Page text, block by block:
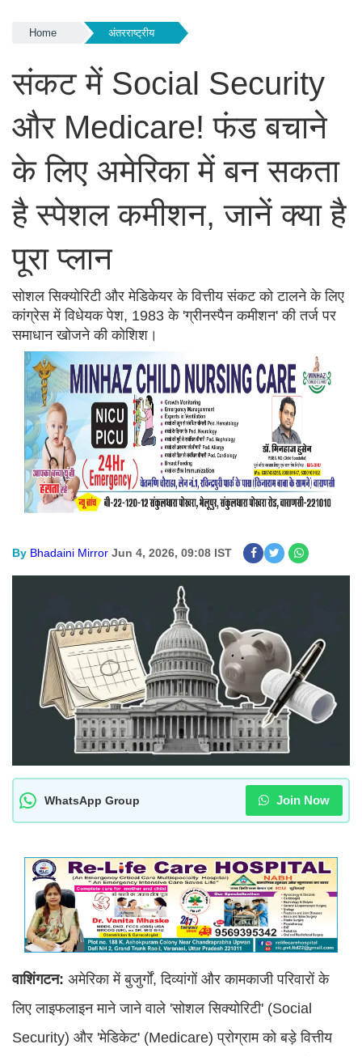
Home अंतरराष्ट्रीय
संकट में Social Security
और Medicare! फंड बचाने
के लिए अमेरिका में बन सकता
है स्पेशल कमीशन, जानें क्या है
पूरा प्लान
सोशल सिक्योरिटी और मेडिकेयर के वित्तीय संकट को टालने के लिए
कांग्रेस में विधेयक पेश, 1983 के 'ग्रीनस्पैन कमीशन' की तर्ज पर
समाधान खोजने की कोशिश।
By Bhadaini Mirror Jun 4, 2026, 09:08 IST
WhatsApp Group Join Now
वाशिंगटन: अमेरिका में बुजुर्गों, दिव्यांगों और कामकाजी परिवारों के
लिए लाइफलाइन माने जाने वाले 'सोशल सिक्योरिटी' (Social
Security) और 'मेडिकेट' (Medicare) प्रोग्राम को बड़े वित्तीय